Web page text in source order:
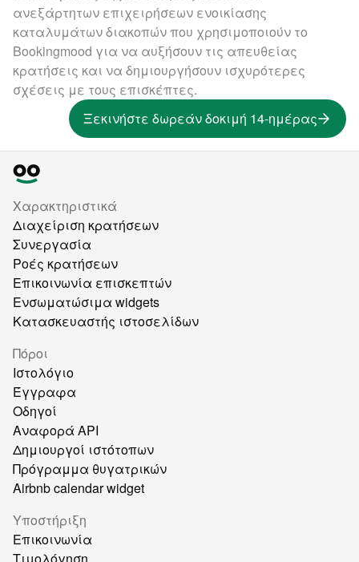
ανεξάρτητων επιχειρήσεων ενοικίασης
καταλυμάτων διακοπών που χρησιμοποιούν το
Bookingmood για να αυξήσουν τις απευθείας
κρατήσεις και να δημιουργήσουν ισχυρότερες
σχέσεις με τους επισκέπτες.
Ξεκινήστε δωρεάν δοκιμή 14-ημέρας
Χαρακτηριστικά
Διαχείριση κρατήσεων
Συνεργασία
Ροές κρατήσεων
Επικοινωνία επισκεπτών
Ενσωματώσιμα widgets
Κατασκευαστής ιστοσελίδων
Πόροι
Ιστολόγιο
Έγγραφα
Οδηγοί
Αναφορά API
Δημιουργοί ιστότοπων
Πρόγραμμα θυγατρικών
Airbnb calendar widget
Υποστήριξη
Επικοινωνία